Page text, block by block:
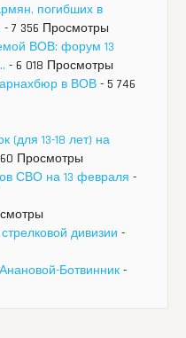
погибших в
- 7 356 Просмотры
ВОВ: форум 13
- 6 018 Просмотры
в ВОВ - 5 746
(для 13-18 лет) на
Просмотры
СВО на 13 февраля -
дивизии -
Ботвинник -